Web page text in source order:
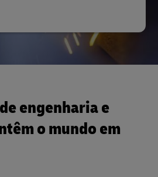
engenharia e
o mundo em